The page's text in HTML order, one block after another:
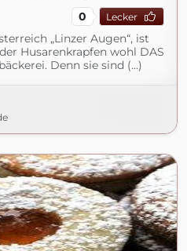
0 Lecker
„Linzer Augen“, ist
Husarenkrapfen wohl DAS
Denn sie sind (...)